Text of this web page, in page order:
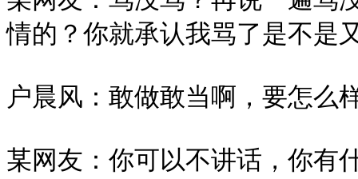
情的？你就承认我骂了是不是
户晨风：敢做敢当啊，要怎么
某网友：你可以不讲话，你有